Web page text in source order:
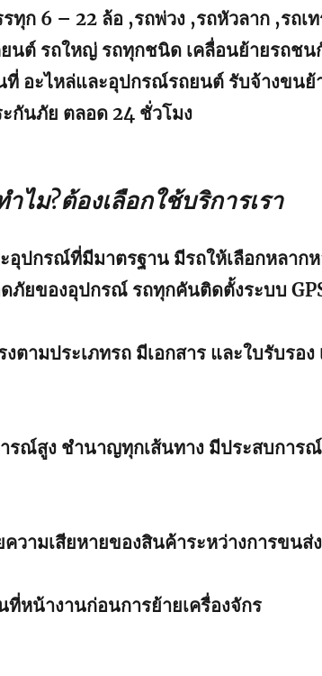
ทุก 6 – 22 ล้อ ,รถพ่วง ,รถหัวลาก ,รถเท
นต์ รถใหญ่ รถทุกชนิด เคลื่อนย้ายรถชน
ที่ อะไหล่และอุปกรณ์รถยนต์ รับจ้างขน
กันภัย ตลอด 24 ชั่วโมง
ำไม?ต้องเลือกใช้บริการเรา
อุปกรณ์ที่มีมาตรฐาน มีรถให้เลือกหลาก
ภัยของอุปกรณ์ รถทุกคันติดตั้งระบบ
ามประเภทรถ มีเอกสาร และใบรับรอง
ณ์สูง ชำนาญทุกเส้นทาง มีประสบการณ์
วามเสียหายของสินค้าระหว่างการขนส่
หน้างานก่อนการย้ายเครื่องจักร